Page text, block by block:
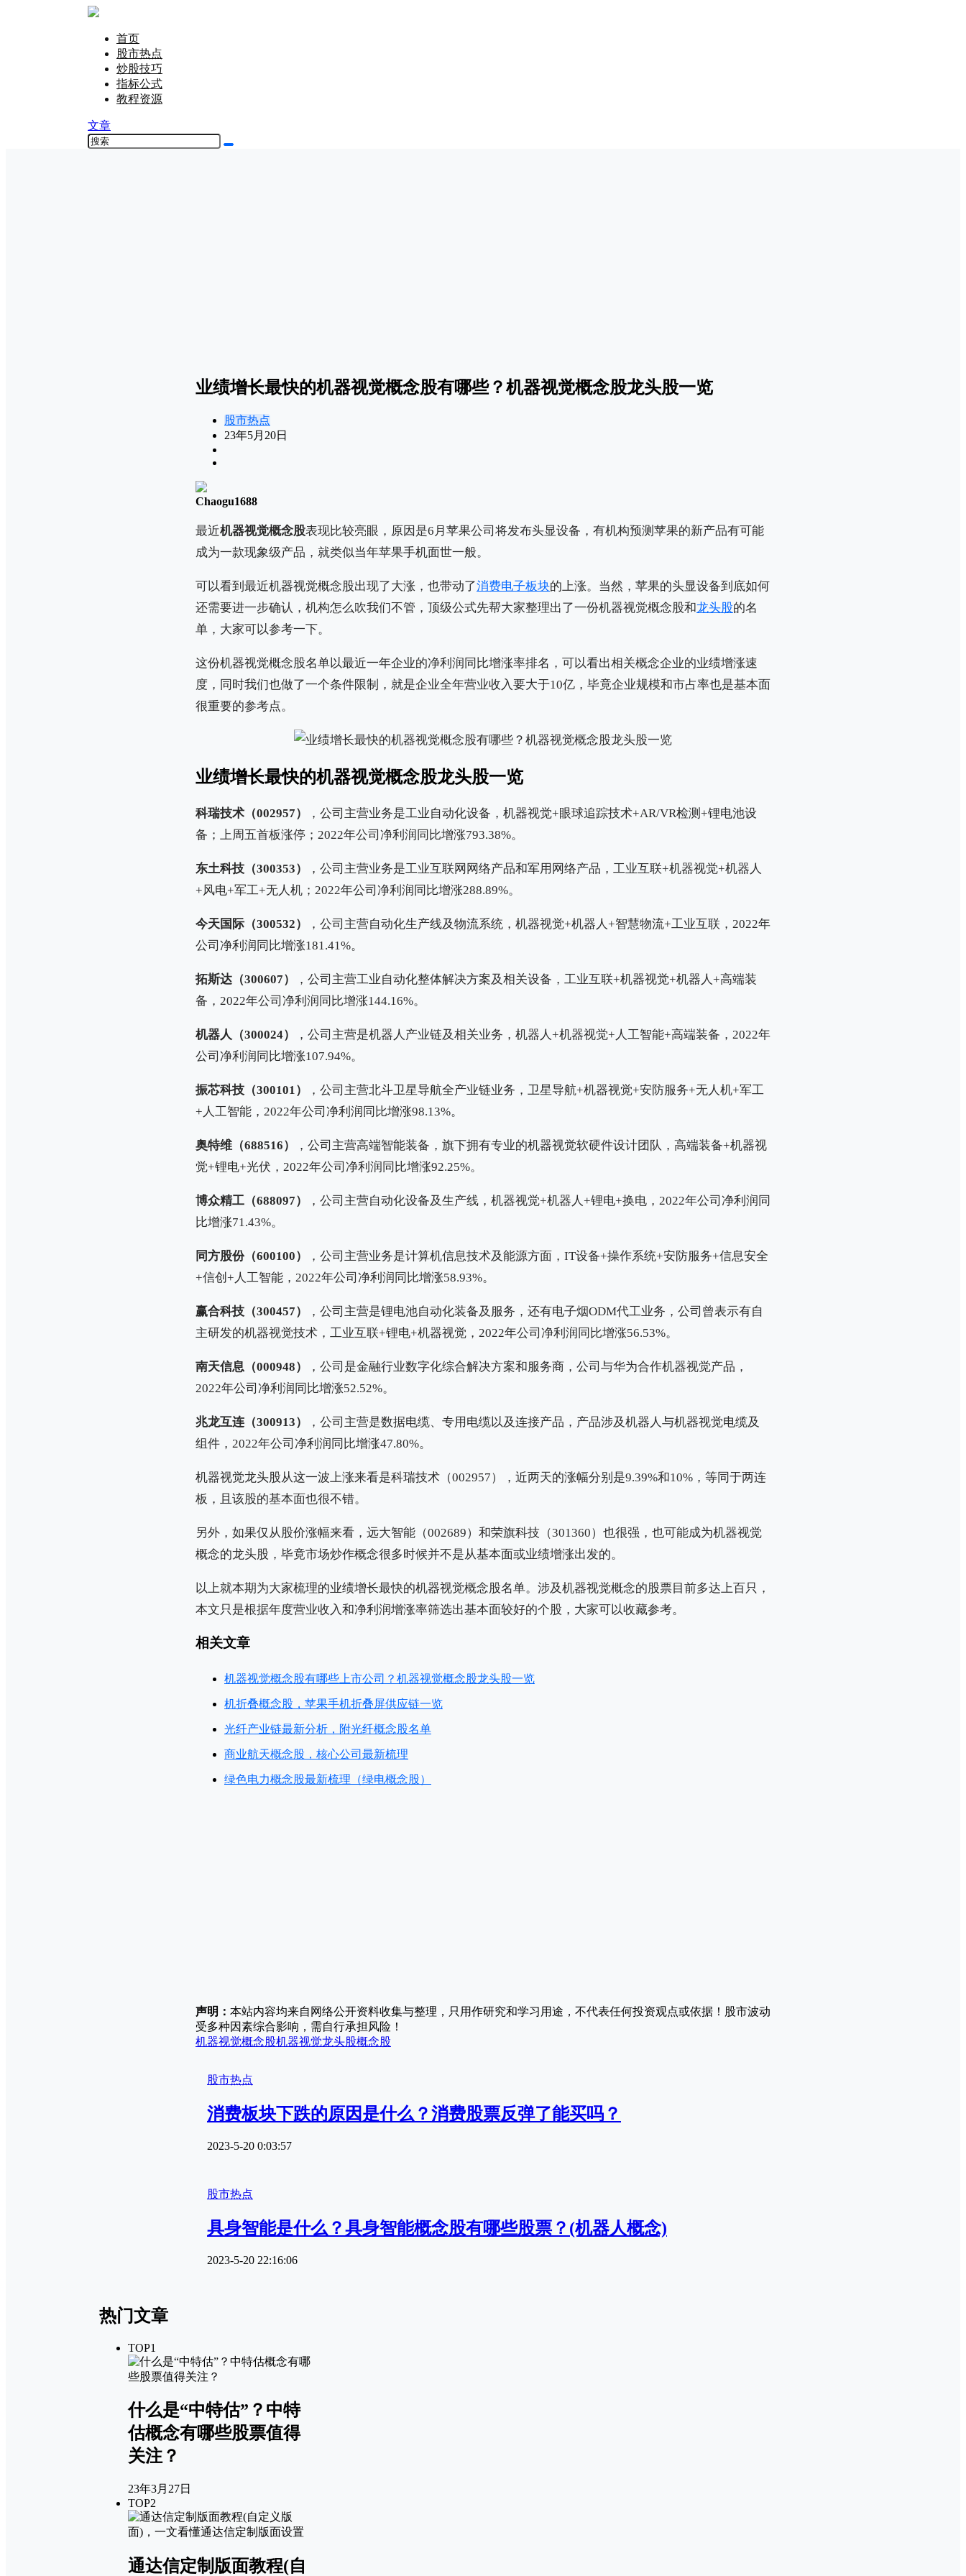
首页
股市热点
炒股技巧
指标公式
教程资源
文章
业绩增长最快的机器视觉概念股有哪些？机器视觉概念股龙头股一览
股市热点
23年5月20日
Chaogu1688
最近机器视觉概念股表现比较亮眼，原因是6月苹果公司将发布头显设备，有机构预测苹果的新产品有可能
成为一款现象级产品，就类似当年苹果手机面世一般。
可以看到最近机器视觉概念股出现了大涨，也带动了消费电子板块的上涨。当然，苹果的头显设备到底如何
还需要进一步确认，机构怎么吹我们不管，顶级公式先帮大家整理出了一份机器视觉概念股和龙头股的名
单，大家可以参考一下。
这份机器视觉概念股名单以最近一年企业的净利润同比增涨率排名，可以看出相关概念企业的业绩增涨速
度，同时我们也做了一个条件限制，就是企业全年营业收入要大于10亿，毕竟企业规模和市占率也是基本面
很重要的参考点。
业绩增长最快的机器视觉概念股龙头股一览
科瑞技术（002957）
，公司主营业务是工业自动化设备，机器视觉+眼球追踪技术+AR/VR检测+锂电池设
备；上周五首板涨停；2022年公司净利润同比增涨793.38%。
东土科技（300353）
，公司主营业务是工业互联网网络产品和军用网络产品，工业互联+机器视觉+机器人
+风电+军工+无人机；2022年公司净利润同比增涨288.89%。
今天国际（300532）
，公司主营自动化生产线及物流系统，机器视觉+机器人+智慧物流+工业互联，2022年
公司净利润同比增涨181.41%。
拓斯达（300607）
，公司主营工业自动化整体解决方案及相关设备，工业互联+机器视觉+机器人+高端装
备，2022年公司净利润同比增涨144.16%。
机器人（300024）
，公司主营是机器人产业链及相关业务，机器人+机器视觉+人工智能+高端装备，2022年
公司净利润同比增涨107.94%。
振芯科技（300101）
，公司主营北斗卫星导航全产业链业务，卫星导航+机器视觉+安防服务+无人机+军工
+人工智能，2022年公司净利润同比增涨98.13%。
奥特维（688516）
，公司主营高端智能装备，旗下拥有专业的机器视觉软硬件设计团队，高端装备+机器视
觉+锂电+光伏，2022年公司净利润同比增涨92.25%。
博众精工（688097）
，公司主营自动化设备及生产线，机器视觉+机器人+锂电+换电，2022年公司净利润同
比增涨71.43%。
同方股份（600100）
，公司主营业务是计算机信息技术及能源方面，IT设备+操作系统+安防服务+信息安全
+信创+人工智能，2022年公司净利润同比增涨58.93%。
赢合科技（300457）
，公司主营是锂电池自动化装备及服务，还有电子烟ODM代工业务，公司曾表示有自
主研发的机器视觉技术，工业互联+锂电+机器视觉，2022年公司净利润同比增涨56.53%。
南天信息（000948）
，公司是金融行业数字化综合解决方案和服务商，公司与华为合作机器视觉产品，
2022年公司净利润同比增涨52.52%。
兆龙互连（300913）
，公司主营是数据电缆、专用电缆以及连接产品，产品涉及机器人与机器视觉电缆及
组件，2022年公司净利润同比增涨47.80%。
机器视觉龙头股从这一波上涨来看是科瑞技术（002957），近两天的涨幅分别是9.39%和10%，等同于两连
板，且该股的基本面也很不错。
另外，如果仅从股价涨幅来看，远大智能（002689）和荣旗科技（301360）也很强，也可能成为机器视觉
概念的龙头股，毕竟市场炒作概念很多时候并不是从基本面或业绩增涨出发的。
以上就本期为大家梳理的业绩增长最快的机器视觉概念股名单。涉及机器视觉概念的股票目前多达上百只，
本文只是根据年度营业收入和净利润增涨率筛选出基本面较好的个股，大家可以收藏参考。
相关文章
机器视觉概念股有哪些上市公司？机器视觉概念股龙头股一览
机折叠概念股，苹果手机折叠屏供应链一览
光纤产业链最新分析，附光纤概念股名单
商业航天概念股，核心公司最新梳理
绿色电力概念股最新梳理（绿电概念股）
声明： 本站内容均来自网络公开资料收集与整理，只用作研究和学习用途，不代表任何投资观点或依据！股市波动
受多种因素综合影响，需自行承担风险！
机器视觉概念股机器视觉龙头股概念股
股市热点
消费板块下跌的原因是什么？消费股票反弹了能买吗？
2023-5-20 0:03:57
股市热点
具身智能是什么？具身智能概念股有哪些股票？(机器人概念)
2023-5-20 22:16:06
热门文章
TOP1
什么是“中特估”？中特
估概念有哪些股票值得
关注？
23年3月27日
TOP2
通达信定制版面教程(自